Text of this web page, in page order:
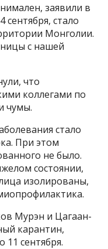
заявили в
сентября, стало
Монголии.
с нашей
что
коллегами по
чумы.
стало
При этом
не было.
состоянии,
изолированы,
Мурэн и Цагаан-
карантин,
11 сентября.